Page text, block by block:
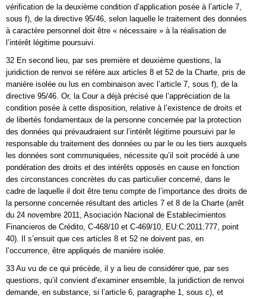
vérification de la deuxième condition d’application posée à l’article 7,
sous f), de la directive 95/46, selon laquelle le traitement des données
à caractère personnel doit être « nécessaire » à la réalisation de
l’intérêt légitime poursuivi.
32 En second lieu, par ses première et deuxième questions, la
juridiction de renvoi se réfère aux articles 8 et 52 de la Charte, pris de
manière isolée ou lus en combinaison avec l’article 7, sous f), de la
directive 95/46. Or, la Cour a déjà précisé que l’appréciation de la
condition posée à cette disposition, relative à l’existence de droits et
de libertés fondamentaux de la personne concernée par la protection
des données qui prévaudraient sur l’intérêt légitime poursuivi par le
responsable du traitement des données ou par le ou les tiers auxquels
les données sont communiquées, nécessite qu’il soit procédé à une
pondération des droits et des intérêts opposés en cause en fonction
des circonstances concrètes du cas particulier concerné, dans le
cadre de laquelle il doit être tenu compte de l’importance des droits de
la personne concernée résultant des articles 7 et 8 de la Charte (arrêt
du 24 novembre 2011, Asociación Nacional de Establecimientos
Financieros de Crédito, C‑468/10 et C‑469/10, EU:C:2011:777, point
40). Il s’ensuit que ces articles 8 et 52 ne doivent pas, en
l’occurrence, être appliqués de manière isolée.
33 Au vu de ce qui précède, il y a lieu de considérer que, par ses
questions, qu’il convient d’examiner ensemble, la juridiction de renvoi
demande, en substance, si l’article 6, paragraphe 1, sous c), et